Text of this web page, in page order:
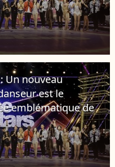
Un nouveau
est le
emblématique de